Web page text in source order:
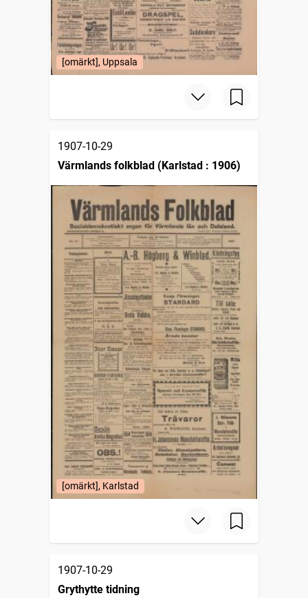
[omärkt], Uppsala
1907-10-29
Värmlands folkblad (Karlstad : 1906)
[omärkt], Karlstad
1907-10-29
Grythytte tidning